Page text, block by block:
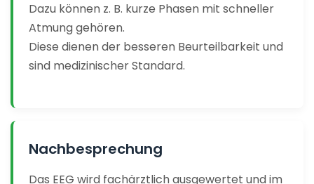
Dazu können z. B. kurze Phasen mit schneller
Atmung gehören.
Diese dienen der besseren Beurteilbarkeit und
sind medizinischer Standard.
Nachbesprechung
Das EEG wird fachärztlich ausgewertet und im